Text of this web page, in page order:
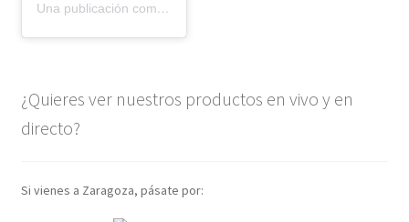
Una publicación compartida de BMR models (@bmr_models)
¿Quieres ver nuestros productos en vivo y en
directo?
Si vienes a Zaragoza, pásate por: